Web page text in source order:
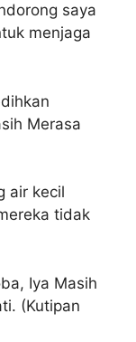
saya
menjaga
Merasa
air kecil
tidak
Iya Masih
(Kutipan